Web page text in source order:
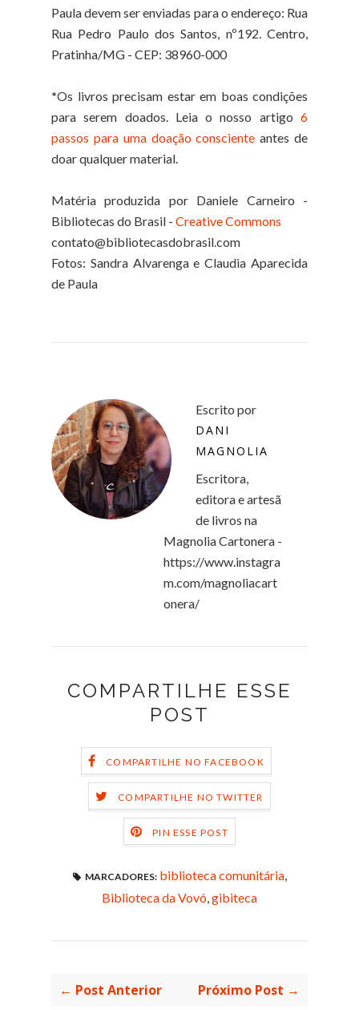
Paula devem ser enviadas para o endereço: Rua
Rua Pedro Paulo dos Santos, nº192. Centro,
Pratinha/MG - CEP: 38960-000
*Os livros precisam estar em boas condições
para serem doados. Leia o nosso artigo 6
passos para uma doação consciente antes de
doar qualquer material.
Matéria produzida por Daniele Carneiro -
Bibliotecas do Brasil - Creative Commons
contato@bibliotecasdobrasil.com
Fotos: Sandra Alvarenga e Claudia Aparecida
de Paula
Escrito por
DANI
MAGNOLIA
Escritora,
editora e artesã
de livros na
Magnolia Cartonera -
https://www.instagra
m.com/magnoliacart
onera/
COMPARTILHE ESSE
POST
COMPARTILHE NO FACEBOOK
COMPARTILHE NO TWITTER
PIN ESSE POST
MARCADORES: biblioteca comunitária,
Biblioteca da Vovó,gibiteca
← Post Anterior Próximo Post →